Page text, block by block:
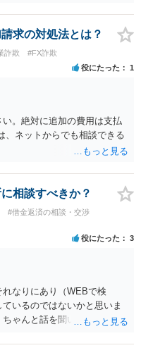
連絡を無視してよいかどう
します。しつこいようであ
ことも必要になるかもしれま
求の対処法とは？
詐欺 #FX詐欺
役にたった 1
。絶対に追加の費用は支払
、ネットからでも相談できる
相談すべきか？
#借金返済の相談・交渉
役にたった 3
なりにあり（WEBで検
いるのではないかと思いま
ゃんと話を聞いてくれる
すので、御相談の案件につ